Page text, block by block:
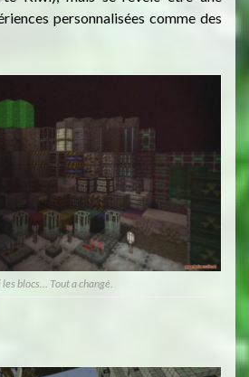
personnalisées comme des
les blocs… Tout a changé.